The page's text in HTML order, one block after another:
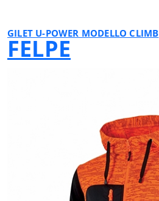
GILET U-POWER MODELLO CLIMB
FELPE